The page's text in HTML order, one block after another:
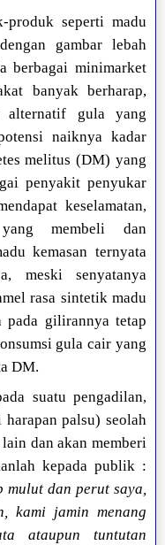
seperti madu
gambar lebah
berbagai minimarket
banyak berharap,
alternatif gula yang
naiknya kadar
melitus (DM) yang
penyakit penyukar
keselamatan,
membeli dan
kemasan ternyata
meski senyatanya
rasa sintetik madu
pada gilirannya tetap
gula cair yang
DM.
suatu pengadilan,
harapan palsu) seolah
dan akan memberi
kepada publik :
mulut dan perut saya,
kami jamin menang
ataupun tuntutan